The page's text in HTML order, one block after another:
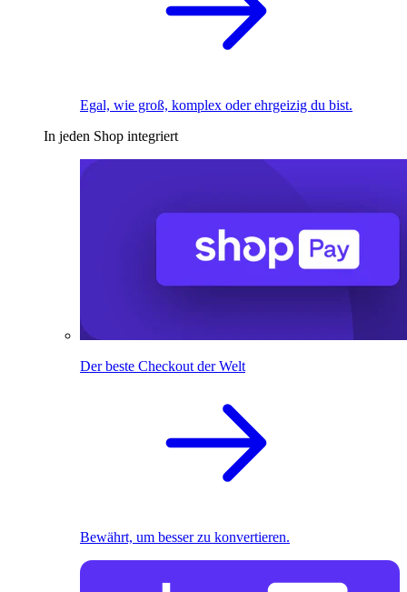
Egal, wie groß, komplex oder ehrgeizig du bist.
In jeden Shop integriert
Der beste Checkout der Welt
Bewährt, um besser zu konvertieren.